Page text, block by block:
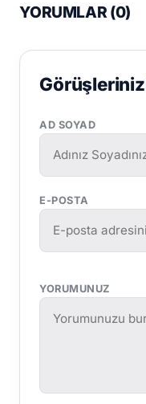
YORUMLAR (0)
AD SOYAD
E-POSTA
YORUMUNUZ